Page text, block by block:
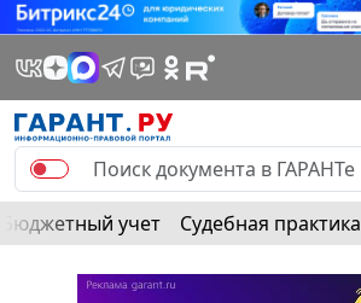
Бюджетный учет Судебная практика